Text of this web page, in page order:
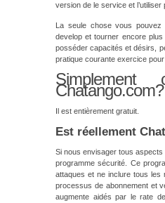
version de le service et
La seule chose vous pouvez
develop et tourner encore
posséder capacités et désirs,
pratique courante exercice
Chatango.com?
Il est entièrement gratuit.
Est réellement
Si nous envisager tous aspects
programme sécurité. Ce
attaques et ne inclure tous les
processus de abonnement et
augmente aidés par le rate